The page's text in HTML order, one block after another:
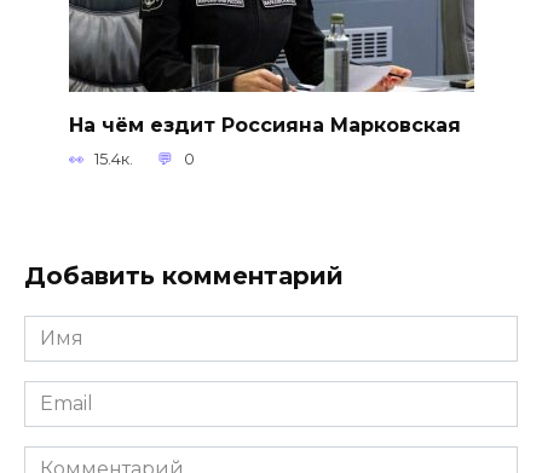
На чём ездит Россияна Марковская
15.4к. 0
Добавить комментарий
Имя
*
Email
*
Комментарий